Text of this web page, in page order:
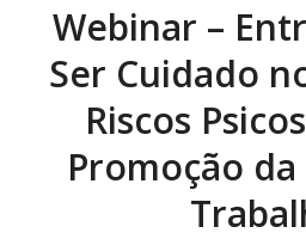
Webinar –
Ser Cuidado
Riscos
Promoção